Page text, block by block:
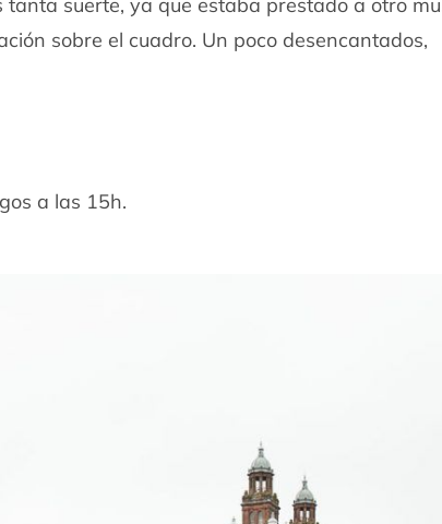
sobre el cuadro. Un poco desencantados,
a las 15h.